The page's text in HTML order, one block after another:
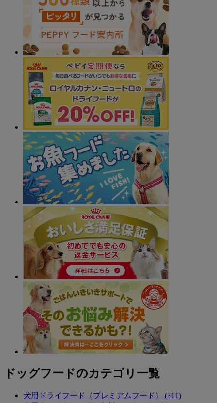
ドッグフードのカテゴリ一覧
犬用ドライフード（プレミアムフード） (311)